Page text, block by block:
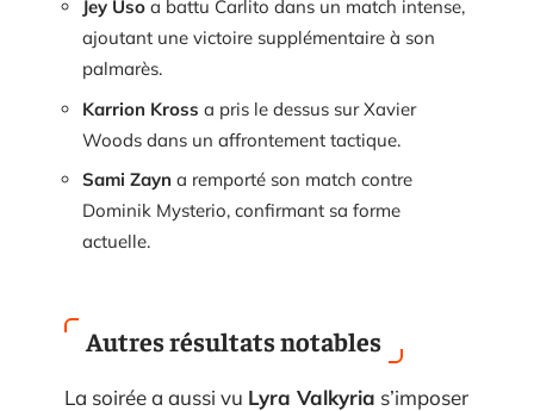
Jey Uso a battu Carlito dans un match intense,
ajoutant une victoire supplémentaire à son
palmarès.
Karrion Kross a pris le dessus sur Xavier
Woods dans un affrontement tactique.
Sami Zayn a remporté son match contre
Dominik Mysterio, confirmant sa forme
actuelle.
Autres résultats notables
La soirée a aussi vu Lyra Valkyria s’imposer